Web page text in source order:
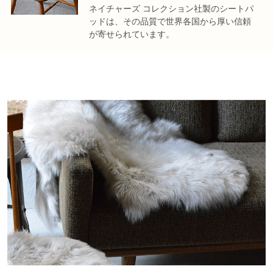
ネイチャーズ コレクション社製のシートパ
ッドは、その品質で世界各国から厚い信頼
が寄せられています。